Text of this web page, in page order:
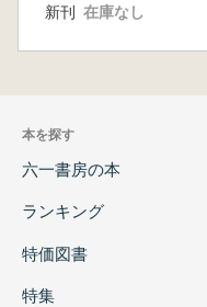
新刊 在庫なし
本を探す
六一書房の本
ランキング
特価図書
特集